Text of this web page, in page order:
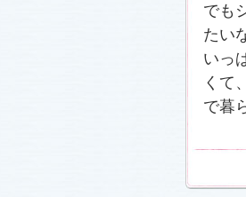
でも
たい
いっ
くて
で暮